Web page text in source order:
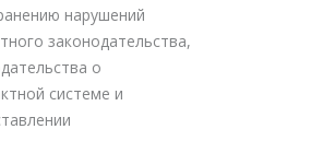
нарушений
законодательства,
о
системе и